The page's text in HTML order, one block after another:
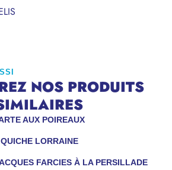
NOS PRODUITS
FARCIES À LA PERSILLADE
AUX POIREAUX
QUICHE LORRAINE